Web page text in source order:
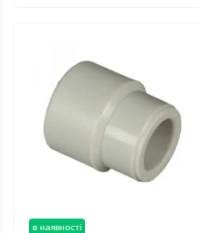
в наявності